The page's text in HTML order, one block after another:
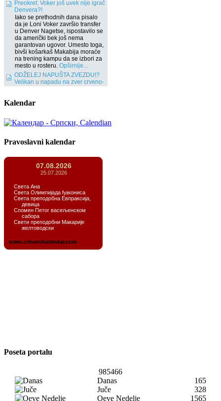
Kalendar
Pravoslavni kalendar
Poseta portalu
985466
Danas
165
Juče
328
Oeve Nedelje
1565